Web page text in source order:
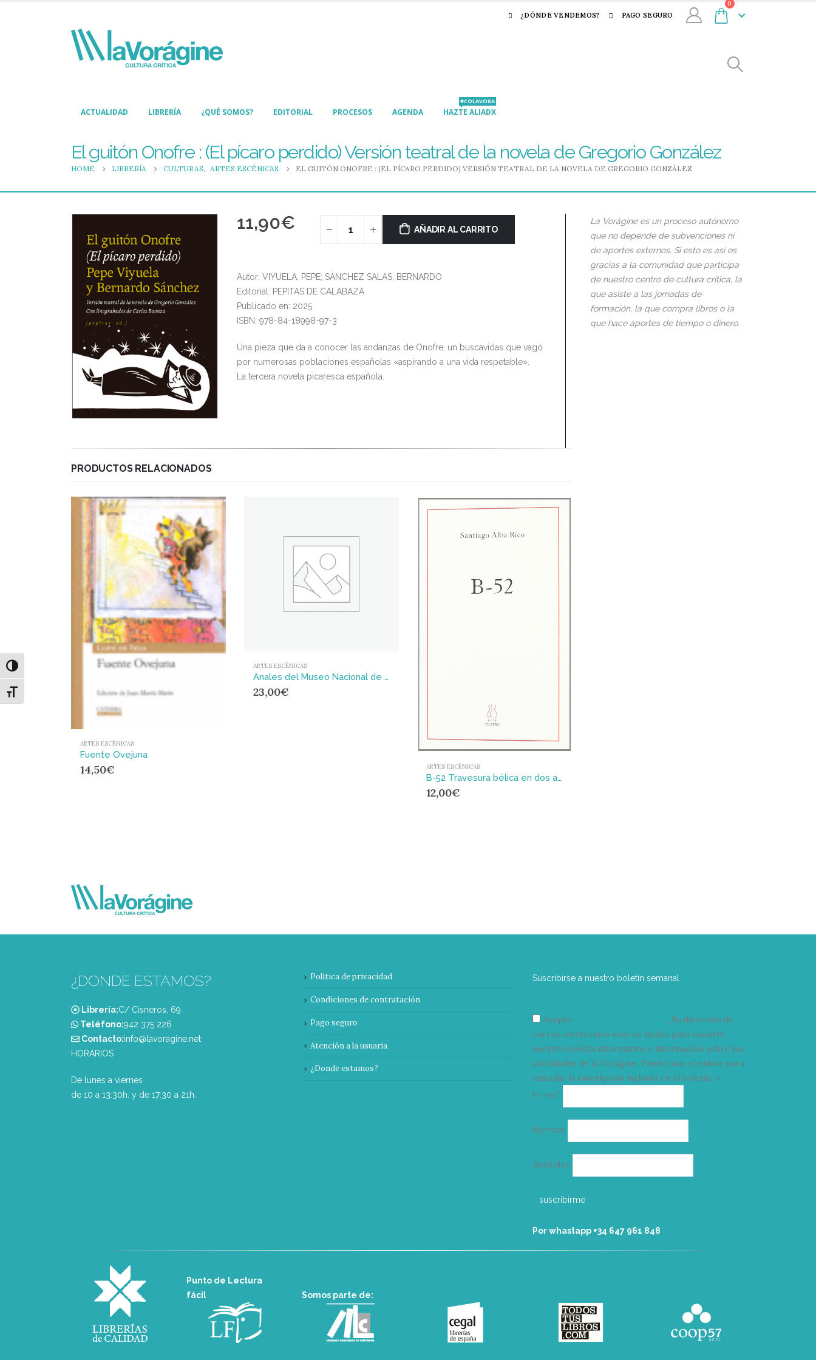
Alternar alto contraste
Alternar tamaño de letra
¿DÓNDE VENDEMOS? PAGO SEGURO
0
ACTUALIDAD LIBRERÍA ¿QUÉ SOMOS? EDITORIAL PROCESOS AGENDA HAZTE ALIADX
#COLAVORA
El guitón Onofre : (El pícaro perdido) Versión teatral de la novela de Gregorio González
HOME LIBRERÍA CULTURAS, ARTES ESCÉNICAS EL GUITÓN ONOFRE : (EL PÍCARO PERDIDO) VERSIÓN TEATRAL DE LA NOVELA DE GREGORIO GONZÁLEZ
11,90€ AÑADIR AL CARRITO
Autor: VIYUELA, PEPE; SÁNCHEZ SALAS, BERNARDO
Editorial: PEPITAS DE CALABAZA
Publicado en: 2025
ISBN: 978-84-18998-97-3
Una pieza que da a conocer las andanzas de Onofre, un buscavidas que vagó
por numerosas poblaciones españolas «aspirando a una vida respetable».
La tercera novela picaresca española.
PRODUCTOS RELACIONADOS
ARTES ESCÉNICAS
Fuente Ovejuna
14,50€
ARTES ESCÉNICAS
Anales del Museo Nacional de Antropología VIII/2001
23,00€
ARTES ESCÉNICAS
B-52 Travesura bélica en dos actos
12,00€
La Vorágine es un proceso autónomo
que no depende de subvenciones ni
de aportes externos. Si esto es así es
gracias a la comunidad que participa
de nuestro centro de cultura crítica, la
que asiste a las jornadas de
formación, la que compra libros o la
que hace aportes de tiempo o dinero.
¿DONDE ESTAMOS?
Librería:C/ Cisneros, 69
Teléfono:‭942 375 226‬
Contacto:info@lavoragine.net
HORARIOS
De lunes a viernes
de 10 a 13:30h. y de 17:30 a 21h.
Política de privacidad
Condiciones de contratación
Pago seguro
Atención a la usuaria
¿Donde estamos?
Suscribirse a nuestro boletín semanal
Acepto
Su dirección de
correo electrónico solo se utiliza para enviarle
nuestro boletín informativo e información sobre las
actividades de la Vorágine. Puede usar el enlace para
cancelar la suscripción incluido en el boletín. >
E-mail*
electrónico
Nombre
Apellidos
Por whastapp +34 ‭647 961 848‬
Punto de Lectura
fácil
Somos parte de: